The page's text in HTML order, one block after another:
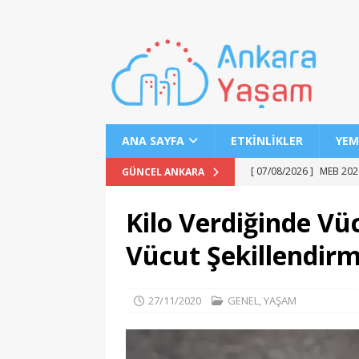
ANA SAYFA ETKINLIKLER
GÜNCEL ANKARA [ 07/08/2026 ] MEB
[ 07/08/2026 ]
2026
EĞITIM
[ 07/08/2026 ]
Kilo Verdiğinde
Vücut
27/11/2020 GENEL,YAŞAM